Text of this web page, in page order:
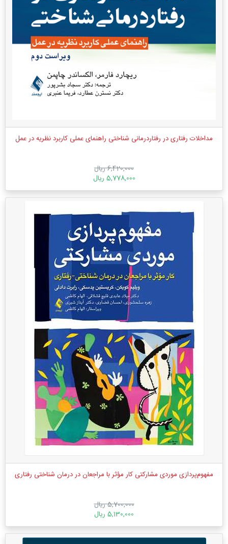
مداخلات رفتاری در رفتاردرمانی شناختی راهنمای عملی کاربرد نظریه در عمل
6,420,000 ریال
5,778,000 ریال
مفهوم‌پردازی موردی مشارکتی کار مؤثر با مراجعان در درمان شناختی رفتاری
5,700,000 ریال
5,130,000 ریال